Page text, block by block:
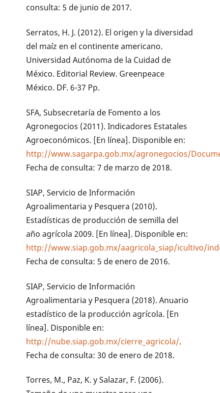
consulta: 5 de junio de 2017.
Serratos, H. J. (2012). El origen y la diversidad
del maíz en el continente americano.
Universidad Autónoma de la Cuidad de
México. Editorial Review. Greenpeace
México. DF. 6-37 Pp.
SFA, Subsecretaría de Fomento a los
Agronegocios (2011). Indicadores Estatales
Agroeconómicos. [En línea]. Disponible en:
http://www.sagarpa.gob.mx/agronegocios/
Fecha de consulta: 7 de marzo de 2018.
SIAP, Servicio de Información
Agroalimentaria y Pesquera (2010).
Estadísticas de producción de semilla del
año agrícola 2009. [En línea]. Disponible en:
http://www.siap.gob.mx/aagricola_siap/icultivo/
Fecha de consulta: 5 de enero de 2016.
SIAP, Servicio de Información
Agroalimentaria y Pesquera (2018). Anuario
estadístico de la producción agrícola. [En
línea]. Disponible en:
http://nube.siap.gob.mx/cierre_agricola/.
Fecha de consulta: 30 de enero de 2018.
Torres, M., Paz, K. y Salazar, F. (2006).